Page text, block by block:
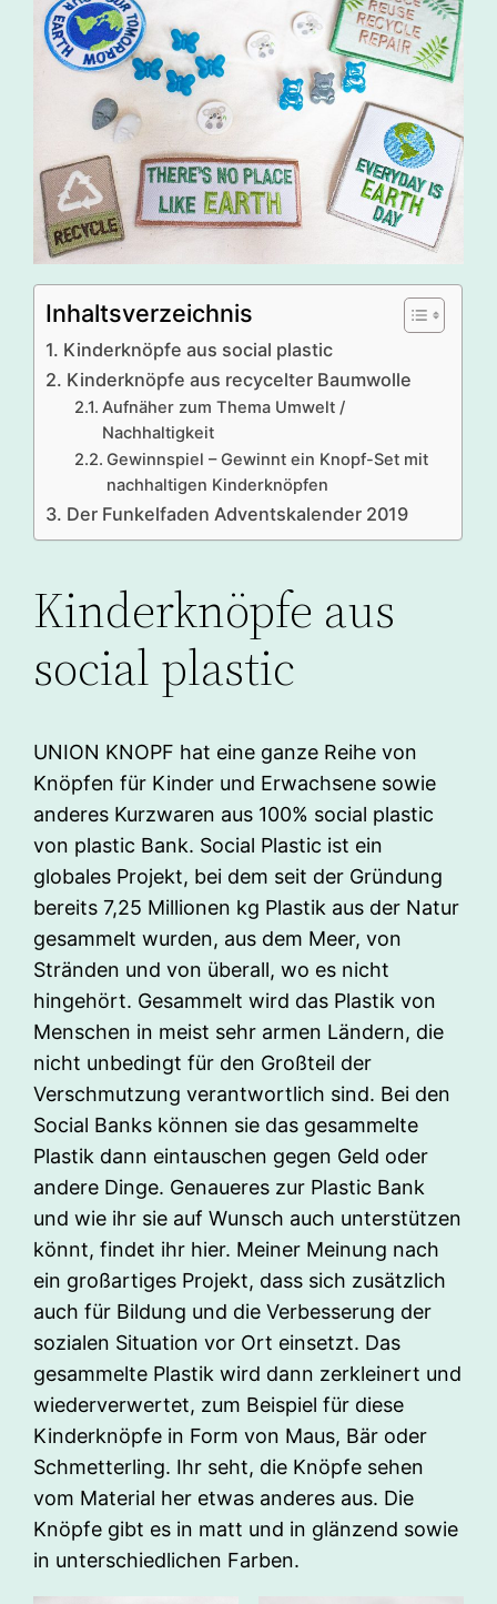
Inhaltsverzeichnis
Kinderknöpfe aus social plastic
Kinderknöpfe aus recycelter Baumwolle
Aufnäher zum Thema Umwelt /
Nachhaltigkeit
Gewinnspiel – Gewinnt ein Knopf-Set mit
nachhaltigen Kinderknöpfen
Der Funkelfaden Adventskalender 2019
Kinderknöpfe aus
social plastic
UNION KNOPF hat eine ganze Reihe von
Knöpfen für Kinder und Erwachsene sowie
anderes Kurzwaren aus 100% social plastic
von plastic Bank. Social Plastic ist ein
globales Projekt, bei dem seit der Gründung
bereits 7,25 Millionen kg Plastik aus der Natur
gesammelt wurden, aus dem Meer, von
Stränden und von überall, wo es nicht
hingehört. Gesammelt wird das Plastik von
Menschen in meist sehr armen Ländern, die
nicht unbedingt für den Großteil der
Verschmutzung verantwortlich sind. Bei den
Social Banks können sie das gesammelte
Plastik dann eintauschen gegen Geld oder
andere Dinge. Genaueres zur Plastic Bank
und wie ihr sie auf Wunsch auch unterstützen
könnt, findet ihr hier. Meiner Meinung nach
ein großartiges Projekt, dass sich zusätzlich
auch für Bildung und die Verbesserung der
sozialen Situation vor Ort einsetzt. Das
gesammelte Plastik wird dann zerkleinert und
wiederverwertet, zum Beispiel für diese
Kinderknöpfe in Form von Maus, Bär oder
Schmetterling. Ihr seht, die Knöpfe sehen
vom Material her etwas anderes aus. Die
Knöpfe gibt es in matt und in glänzend sowie
in unterschiedlichen Farben.